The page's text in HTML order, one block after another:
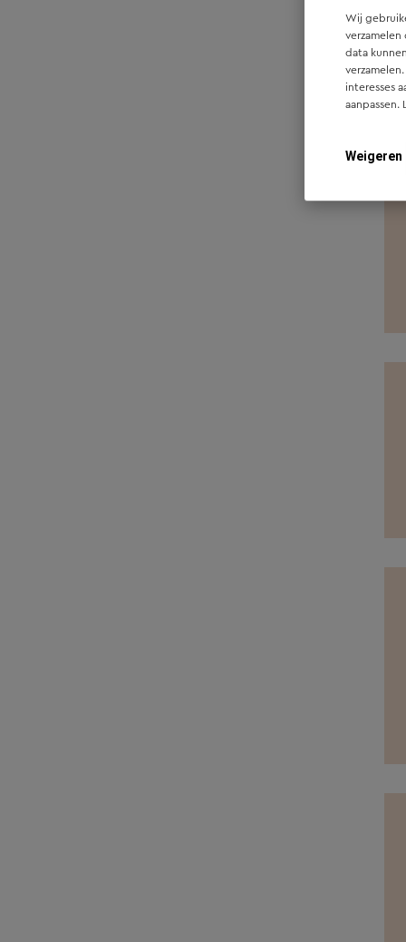
Wij
data
interesses
aanpassen.
Weigeren